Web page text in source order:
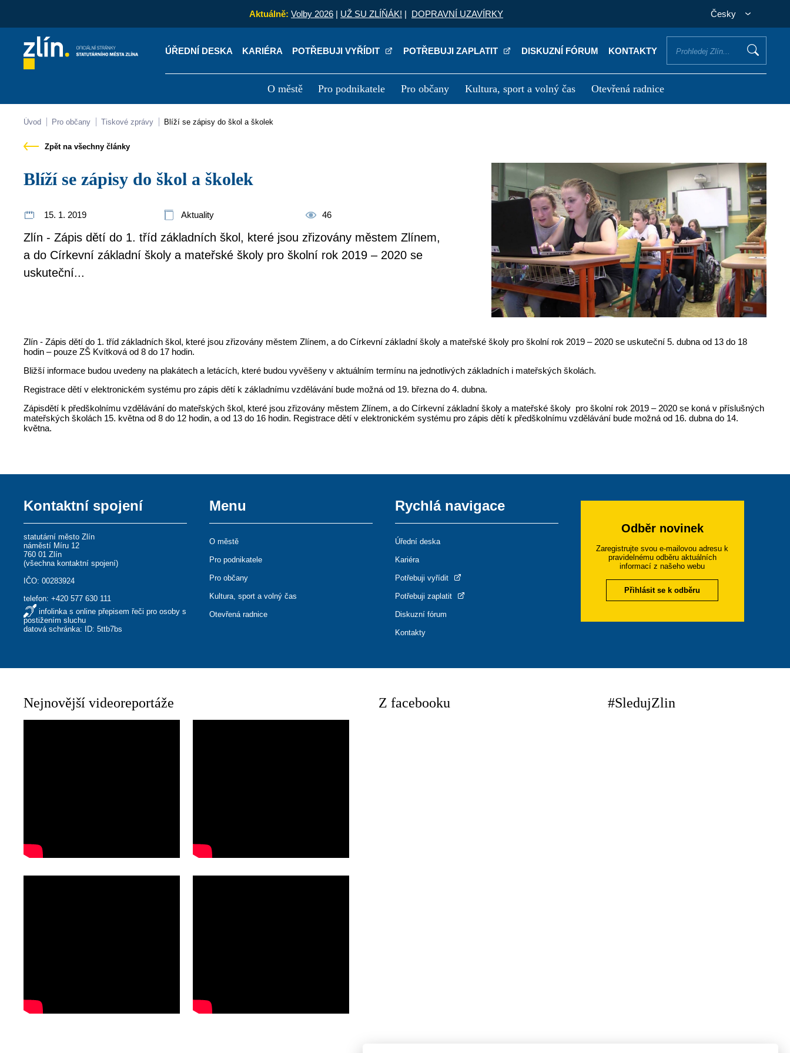
Aktuálně: Volby 2026 | UŽ SU ZLÍŇÁK! | DOPRAVNÍ UZAVÍRKY Česky
ÚŘEDNÍ DESKA KARIÉRA POTŘEBUJI VYŘÍDIT POTŘEBUJI ZAPLATIT DISKUZNÍ FÓRUM KONTAKTY
O městě Pro podnikatele Pro občany Kultura, sport a volný čas Otevřená radnice
Kontakty Úřední deska
Úvod Pro občany Tiskové zprávy Blíží se zápisy do škol a školek
Zpět na všechny články
Blíží se zápisy do škol a školek
15. 1. 2019 Aktuality 46
Zlín - Zápis dětí do 1. tříd základních škol, které jsou zřizovány městem Zlínem,
a do Církevní základní školy a mateřské školy pro školní rok 2019 – 2020 se
uskuteční...
Zlín - Zápis dětí do 1. tříd základních škol, které jsou zřizovány městem Zlínem, a do Církevní základní školy a mateřské školy pro školní rok 2019 – 2020 se uskuteční 5. dubna od 13 do 18
hodin – pouze ZŠ Kvítková od 8 do 17 hodin.
Bližší informace budou uvedeny na plakátech a letácích, které budou vyvěšeny v aktuálním termínu na jednotlivých základních i mateřských školách.
Registrace dětí v elektronickém systému pro zápis dětí k základnímu vzdělávání bude možná od 19. března do 4. dubna.
Zápisdětí k předškolnímu vzdělávání do mateřských škol, které jsou zřizovány městem Zlínem, a do Církevní základní školy a mateřské školy pro školní rok 2019 – 2020 se koná v příslušných
mateřských školách 15. května od 8 do 12 hodin, a od 13 do 16 hodin. Registrace dětí v elektronickém systému pro zápis dětí k předškolnímu vzdělávání bude možná od 16. dubna do 14.
května.
Kontaktní spojení
statutární město Zlín
náměstí Míru 12
760 01 Zlín
(všechna kontaktní spojení)
IČO: 00283924
telefon:+420 577 630 111
infolinka s online přepisem řeči pro osoby s
postižením sluchu
datová schránka: ID: 5ttb7bs
Menu
O městě
Pro podnikatele
Pro občany
Kultura, sport a volný čas
Otevřená radnice
Rychlá navigace
Úřední deska
Kariéra
Potřebuji vyřídit
Potřebuji zaplatit
Diskuzní fórum
Kontakty
Odběr novinek
Zaregistrujte svou e-mailovou adresu k
pravidelnému odběru aktuálních
informací z našeho webu
Přihlásit se k odběru
Nejnovější videoreportáže Z facebooku #SledujZlin